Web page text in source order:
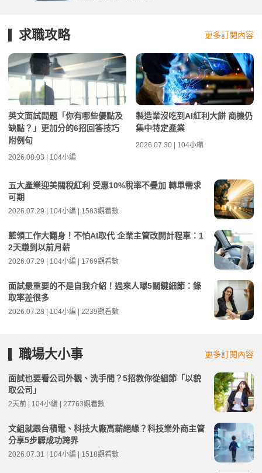
求職攻略 更多訂閱內容
英文面試問題「你有哪些優點及
缺點？」更加分的6招回答技巧
附例句
2026.08.03 | 104小編
製造業沒吃到AI紅利大餅 商機仍
集中特定產業
2026.07.30 | 104小編
五大產業迎美關稅紅利 受惠10%稅率不疊加 轉單需求
可期
2026.07.29 | 104小編 | 1583觀看數
藍領工作大翻身！不怕AI取代 企業主管改開計程車：1
2天賺到以前月薪
2026.07.29 | 104小編 | 1769觀看數
面試最重要的不是自我介紹！過來人曝5關鍵細節：錄
取率差很多
2026.07.28 | 104小編 | 2239觀看數
職場大小事 更多訂閱內容
面試也要看公司外觀、洗手間？5招教你從細節「以貌
取公司」
2天前 | 104小編 | 27763觀看數
文組就跟台積電、科技大廠高薪絕緣？科技業外商主管
分享5步驟成功跨界
2026.07.31 | 104小編 | 1518觀看數